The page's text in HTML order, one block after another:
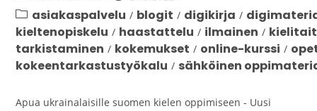
asiakaspalvelu / blogit / digikirja /
kieltenopiskelu / haastattelu / ilmainen /
tarkistaminen / kokemukset / online-kurssi /
kokeentarkastustyökalu / sähköinen
Apua ukrainalaisille suomen kielen oppimiseen - Uusi